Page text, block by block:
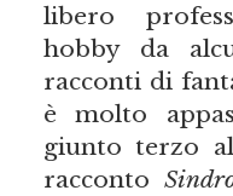
libero
hobby da
racconti di
è molto
giunto terzo
racconto